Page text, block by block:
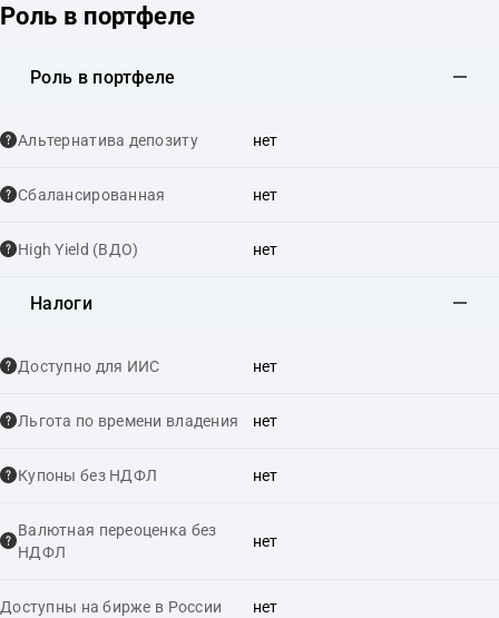
Роль в портфеле
Роль в портфеле
Альтернатива депозиту нет
Сбалансированная нет
High Yield (ВДО) нет
Налоги
Доступно для ИИС нет
Льгота по времени владения нет
Купоны без НДФЛ нет
Валютная переоценка без
НДФЛ
нет
Доступны на бирже в России нет